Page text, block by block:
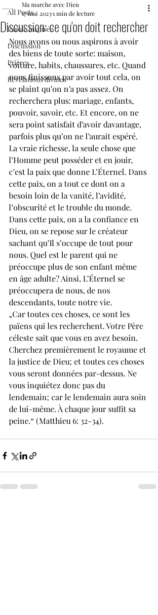
All Posts
Parole inspirée
Discussion
Prières
Révélations divines
Discussion: ce qu'on doit rechercher
Ma marche avec Dieu
17 mai 20231 min de lecture
Nous avons ou nous aspirons à avoir
des biens de toute sorte: maison,
voiture, habits, chaussures, etc. Quand
nous finissons par avoir tout cela, on
se plaint qu’on n’a pas assez. On
recherchera plus: mariage, enfants,
pouvoir, savoir, etc. Et encore, on ne
sera point satisfait d’avoir davantage,
parfois plus qu’on ne l’aurait espéré.
La vraie richesse, la seule chose que
l’Homme peut posséder et en jouir,
c’est la paix que donne L’Éternel. Dans
cette paix, on a tout ce dont on a
besoin loin de la vanité, l’avidité,
l’obscurité et le trouble du monde.
Dans cette paix, on a la confiance en
Dieu, on se repose sur le créateur
sachant qu’Il s’occupe de tout pour
nous. Quel est le parent qui ne
préoccupe plus de son enfant même
en âge adulte? Ainsi, L’Éternel se
préoccupera de nous, de nos
descendants, toute notre vie.
„Car toutes ces choses, ce sont les
païens qui les recherchent. Votre Père
céleste sait que vous en avez besoin.
Cherchez premièrement le royaume et
la justice de Dieu; et toutes ces choses
vous seront données par-dessus. Ne
vous inquiétez donc pas du
lendemain; car le lendemain aura soin
de lui-même. À chaque jour suffit sa
peine.“ (Matthieu 6: 32-34).